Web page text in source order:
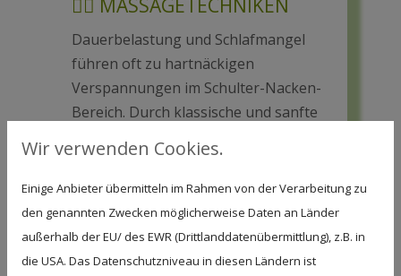
💆‍♀ MASSAGETECHNIKEN
Dauerbelastung und Schlafmangel
führen oft zu hartnäckigen
Verspannungen im Schulter-Nacken-
Bereich. Durch klassische und sanfte
Massagetechniken lösen wir diese
Blockaden, fördern die Durchblutung
und schenken Ihrem Nervensystem
dringend benötigte Erholung. Sie
spüren schnell, wie sich der
Alltagsstress körperlich löst.
Wir verwenden Cookies.
Einige Anbieter übermitteln im Rahmen von der Verarbeitung zu
den genannten Zwecken möglicherweise Daten an Länder
außerhalb der EU/ des EWR (Drittlanddatenübermittlung), z.B. in
die USA. Das Datenschutzniveau in diesen Ländern ist